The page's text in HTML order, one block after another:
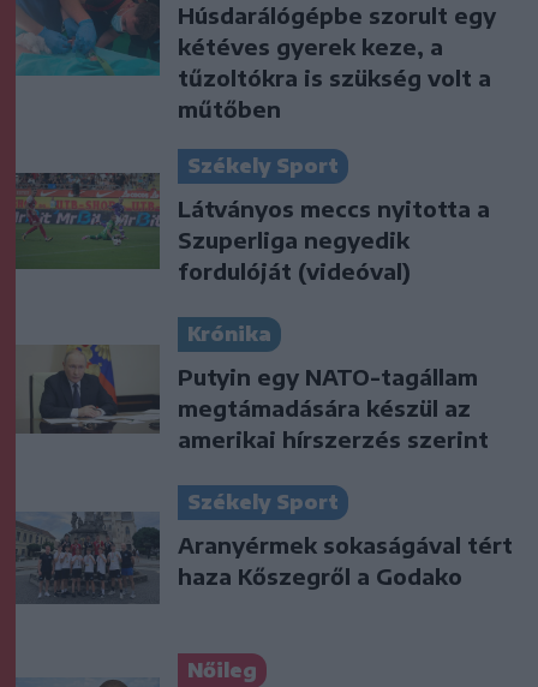
Húsdarálógépbe szorult egy
kétéves gyerek keze, a
tűzoltókra is szükség volt a
műtőben
Székely Sport
Látványos meccs nyitotta a
Szuperliga negyedik
fordulóját (videóval)
Krónika
Putyin egy NATO-tagállam
megtámadására készül az
amerikai hírszerzés szerint
Székely Sport
Aranyérmek sokaságával tért
haza Kőszegről a Godako
Nőileg